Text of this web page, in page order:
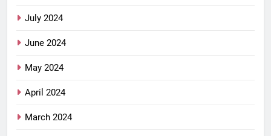
July 2024
June 2024
May 2024
April 2024
March 2024